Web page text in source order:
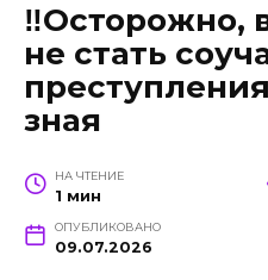
‼Осторожно,
не стать
зная
НА ЧТЕНИЕ
1 мин
ОПУБЛИКОВАНО
09.07.2026